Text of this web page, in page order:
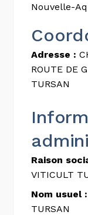
Nouvelle-
Adresse :
ROUTE DE
TURSAN
Raison
VITICULT
Nom usuel :
TURSAN